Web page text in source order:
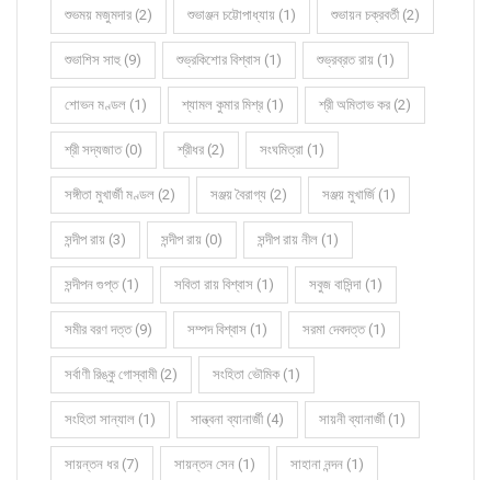
শুভময় মজুমদার (2) শুভাঞ্জন চট্টোপাধ্যায় (1) শুভায়ন চক্রবর্তী (2)
শুভাশিস সাহু (9) শুভ্রকিশোর বিশ্বাস (1) শুভ্রব্রত রায় (1)
শোভন মণ্ডল (1) শ্যামল কুমার মিশ্র (1) শ্রী অমিতাভ কর (2)
শ্রী সদ্যজাত (0) শ্রীধর (2) সংঘমিত্রা (1)
সঙ্গীতা মুখার্জী মণ্ডল (2) সঞ্জয় বৈরাগ্য (2) সঞ্জয় মুখার্জি (1)
সন্দীপ রায় (3) সন্দীপ রায় (0) সন্দীপ রায় নীল (1)
সন্দীপন গুপ্ত (1) সবিতা রায় বিশ্বাস (1) সবুজ বাসিন্দা (1)
সমীর বরণ দত্ত (9) সম্পদ বিশ্বাস (1) সরমা দেবদত্ত (1)
সর্বাণী রিঙ্কু গোস্বামী (2) সংহিতা ভৌমিক (1)
সংহিতা সান্যাল (1) সান্ত্বনা ব্যানার্জী (4) সায়নী ব্যানার্জী (1)
সায়ন্তন ধর (7) সায়ন্তন সেন (1) সাহানা নন্দন (1)